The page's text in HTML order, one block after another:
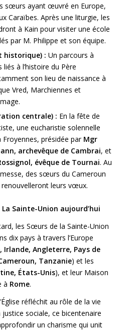
sœurs ayant œuvré en Europe,
Caraïbes. Après une liturgie, les
à Kain pour visiter une école
par M. Philippe et son équipe.
historique) : Un parcours à
à l’histoire du Père
son lieu de naissance à
Vred, Marchiennes et
centrale) : En la fête de
une eucharistie solennelle
Froyennes, présidée par Mgr
archevêque de Cambrai, et
évêque de Tournai. Au
des sœurs du Cameroun
leurs vœux.
Sainte-Union aujourd’hui
les Sœurs de la Sainte-Union
dix pays à travers l’Europe
Irlande, Angleterre, Pays de
Tanzanie) et les
États-Unis), et leur Maison
à Rome.
réfléchit au rôle de la vie
sociale, ce bicentenaire
un charisme qui unit